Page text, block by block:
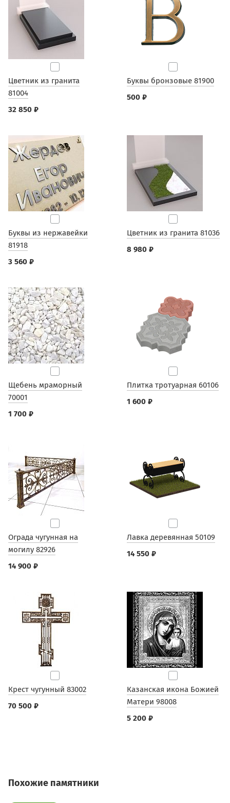
Цветник из гранита
81004
32 850 ₽
Буквы бронзовые 81900
500 ₽
Буквы из нержавейки
81918
3 560 ₽
Цветник из гранита 81036
8 980 ₽
Щебень мраморный
70001
1 700 ₽
Плитка тротуарная 60106
1 600 ₽
Ограда чугунная на
могилу 82926
14 900 ₽
Лавка деревянная 50109
14 550 ₽
Крест чугунный 83002
70 500 ₽
Казанская икона Божией
Матери 98008
5 200 ₽
Похожие памятники